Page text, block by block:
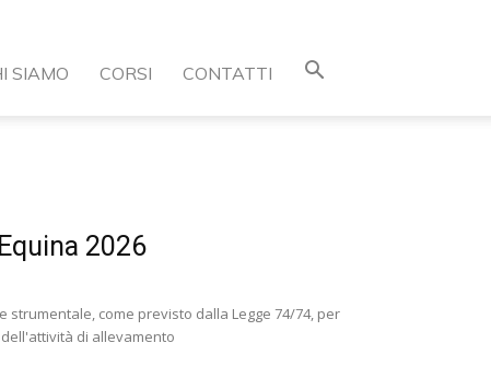
SIAMO CORSI CONTATTI
2026
strumentale, come previsto dalla Legge 74/74, per
di allevamento